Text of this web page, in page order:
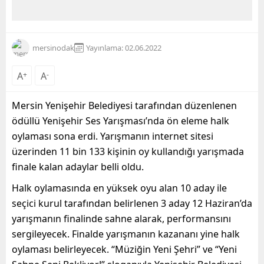
mersinodak Yayınlama: 02.06.2022
A+ A-
Mersin Yenişehir Belediyesi tarafından düzenlenen
ödüllü Yenişehir Ses Yarışması’nda ön eleme halk
oylaması sona erdi. Yarışmanın internet sitesi
üzerinden 11 bin 133 kişinin oy kullandığı yarışmada
finale kalan adaylar belli oldu.
Halk oylamasında en yüksek oyu alan 10 aday ile
seçici kurul tarafından belirlenen 3 aday 12 Haziran’da
yarışmanın finalinde sahne alarak, performansını
sergileyecek. Finalde yarışmanın kazananı yine halk
oylaması belirleyecek. “Müziğin Yeni Şehri” ve “Yeni